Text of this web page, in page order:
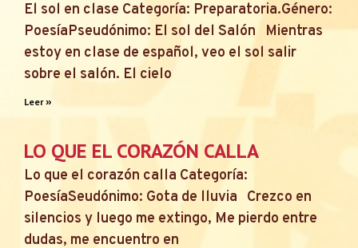
El sol en clase Categoría: Preparatoria.Género:
PoesíaPseudónimo: El sol del Salón Mientras
estoy en clase de español, veo el sol salir
sobre el salón. El cielo
Leer »
LO QUE EL CORAZÓN CALLA
Lo que el corazón calla Categoría:
PoesíaSeudónimo: Gota de lluvia Crezco en
silencios y luego me extingo, Me pierdo entre
dudas, me encuentro en